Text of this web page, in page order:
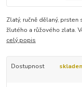
Zlatý, ručně dělaný,
žlutého a růžového zlata.
celý popis
Dostupnost